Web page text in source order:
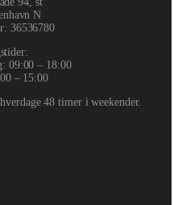
N
: 36536780
09:00 – 18:00
– 15:00
48 timer i weekender.